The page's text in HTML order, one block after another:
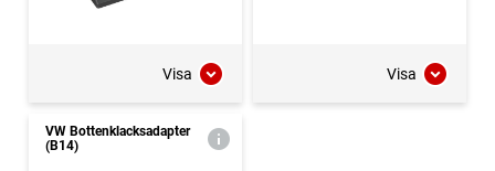
Visa Visa
VW Bottenklacksadapter
(B14)